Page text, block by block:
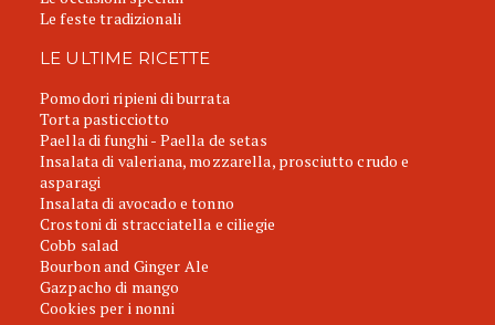
Le feste tradizionali
LE ULTIME RICETTE
Pomodori ripieni di burrata
Torta pasticciotto
Paella di funghi - Paella de setas
Insalata di valeriana, mozzarella, prosciutto crudo e
asparagi
Insalata di avocado e tonno
Crostoni di stracciatella e ciliegie
Cobb salad
Bourbon and Ginger Ale
Gazpacho di mango
Cookies per i nonni